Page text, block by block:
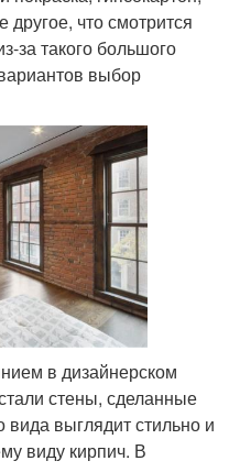
другое, что смотрится
за такого большого
выбор
в дизайнерском
стены, сделанные
вида выглядит стильно и
виду кирпич. В